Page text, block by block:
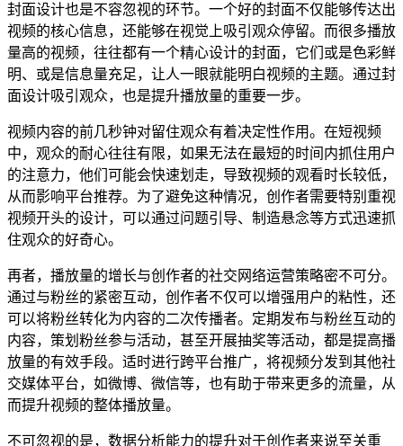
封面设计也是不容忽视的环节。一个好的封面不仅能够传达出
视频的核心信息，还能够在视觉上吸引观众停留。而很多播放
量高的视频，往往都有一个精心设计的封面，它们或是色彩鲜
明、或是信息量充足，让人一眼就能明白视频的主题。通过封
面设计吸引观众，也是提升播放量的重要一步。
视频内容的前几秒钟对留住观众有着决定性作用。在短视频
中，观众的耐心往往有限，如果无法在最短的时间内抓住用户
的注意力，他们可能会快速划走，导致视频的观看时长较低，
从而影响平台推荐。为了避免这种情况，创作者需要特别重视
视频开头的设计，可以通过问题引导、制造悬念等方式迅速抓
住观众的好奇心。
再者，播放量的增长与创作者的社交网络运营策略密不可分。
通过与粉丝的紧密互动，创作者不仅可以增强用户的粘性，还
可以将粉丝转化为内容的二次传播者。定期发布与粉丝互动的
内容，策划粉丝参与活动，甚至开展抽奖等活动，都是提高播
放量的有效手段。适时进行跨平台推广，将视频分发到其他社
交媒体平台，如微博、微信等，也有助于带来更多的流量，从
而提升视频的整体播放量。
不可忽视的是，数据分析能力的提升对于创作者来说至关重